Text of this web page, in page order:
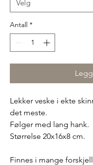
Antall *
Lekker veske i ekte
det meste.
Følger med lang hank.
Størrelse 20x16x8 cm.
Finnes i mange